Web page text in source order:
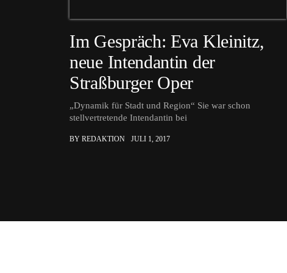
Im Gespräch: Eva Kleinitz,
neue Intendantin der
Straßburger Oper
„Dynamik für Stadt und Region“ Sie war schon
stellvertretende Intendantin bei
BY REDAKTION JULI 1, 2017